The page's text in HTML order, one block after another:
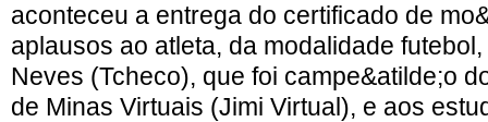
aconteceu a entrega do certificado de
aplausos ao atleta, da modalidade
Neves (Tcheco), que foi campe&atilde;o
de Minas Virtuais (Jimi Virtual), e aos